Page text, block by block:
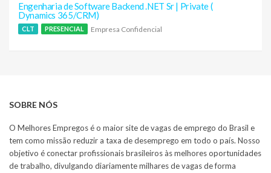
Engenharia de Software Backend .NET Sr | Private (
Dynamics 365/CRM)
CLT PRESENCIAL Empresa Confidencial
SOBRE NÓS
O Melhores Empregos é o maior site de vagas de emprego do Brasil e
tem como missão reduzir a taxa de desemprego em todo o país. Nosso
objetivo é conectar profissionais brasileiros às melhores oportunidades
de trabalho, divulgando diariamente milhares de vagas de forma